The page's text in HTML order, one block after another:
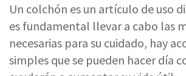
Un colchón es un artículo de uso
es fundamental llevar a cabo las
necesarias para su cuidado, hay
simples que se pueden hacer día